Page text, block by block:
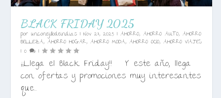
BLACK FRIDAY 2025
porunconejillodeindias |Nov 27, 2025 |AHORRO,AHORRO AUTO,AHORRO
BELLEZA,AHORRO HOGAR,AHORRO MODA,AHORRO OCIO,AHORRO VIAJES
|0 |
¡¡Llega el Black Friday!! Y este año, llega
con ofertas y promociones muy interesantes
que...